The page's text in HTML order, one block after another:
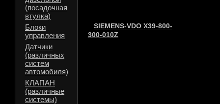
(посадочная
втулка)
Блоки
управления
Датчики
(различных
систем
автомобиля)
КЛАПАН
(различные
системы)
SIEMENS-VDO X39-800-
300-010Z